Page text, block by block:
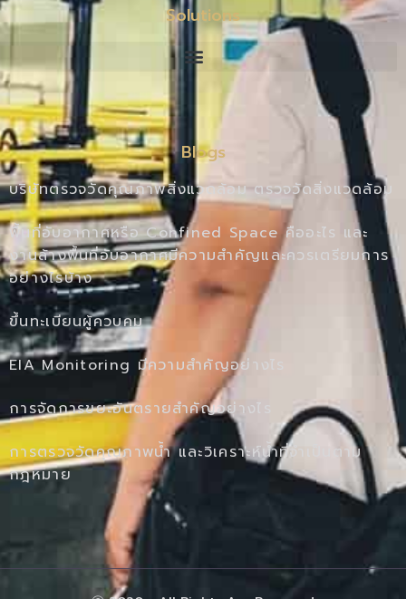
Solutions
Blogs
บริษัทตรวจวัดคุณภาพสิ่งแวดล้อม ตรวจวัดสิ่งแวดล้อม
พื้นที่อับอากาศหรือ Confined Space คืออะไร และ
งานล้างพื้นที่อับอากาศมีความสำคัญและควรเตรียมการ
อย่างไรบ้าง
ขึ้นทะเบียนผู้ควบคุม
EIA Monitoring มีความสำคัญอย่างไร
การจัดการขยะอันตรายสำคัญอย่างไร
การตรวจวัดคุณภาพน้ำ และวิเคราะห์น้ำที่จำเป็นตาม
กฎหมาย